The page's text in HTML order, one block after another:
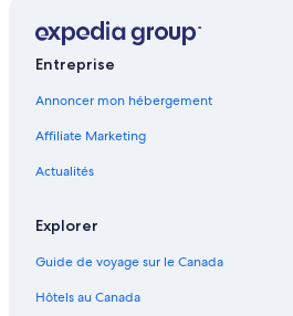
Entreprise
Annoncer mon hébergement
Affiliate Marketing
Actualités
Explorer
Guide de voyage sur le Canada
Hôtels au Canada